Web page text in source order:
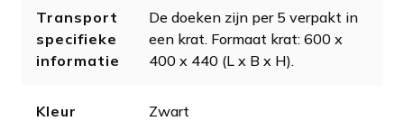
Transport
specifieke
informatie
De doeken zijn per 5 verpakt in
een krat. Formaat krat: 600 x
400 x 440 (L x B x H).
Kleur Zwart